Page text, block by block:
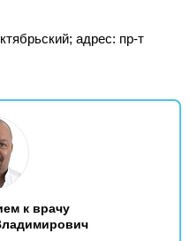
адрес: пр-т
к врачу